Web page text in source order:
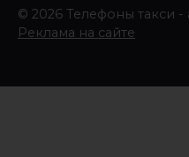
© 2026 Телефоны такси -
Реклама на сайте